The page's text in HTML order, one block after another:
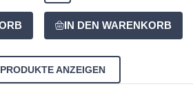
ANZEIGEN